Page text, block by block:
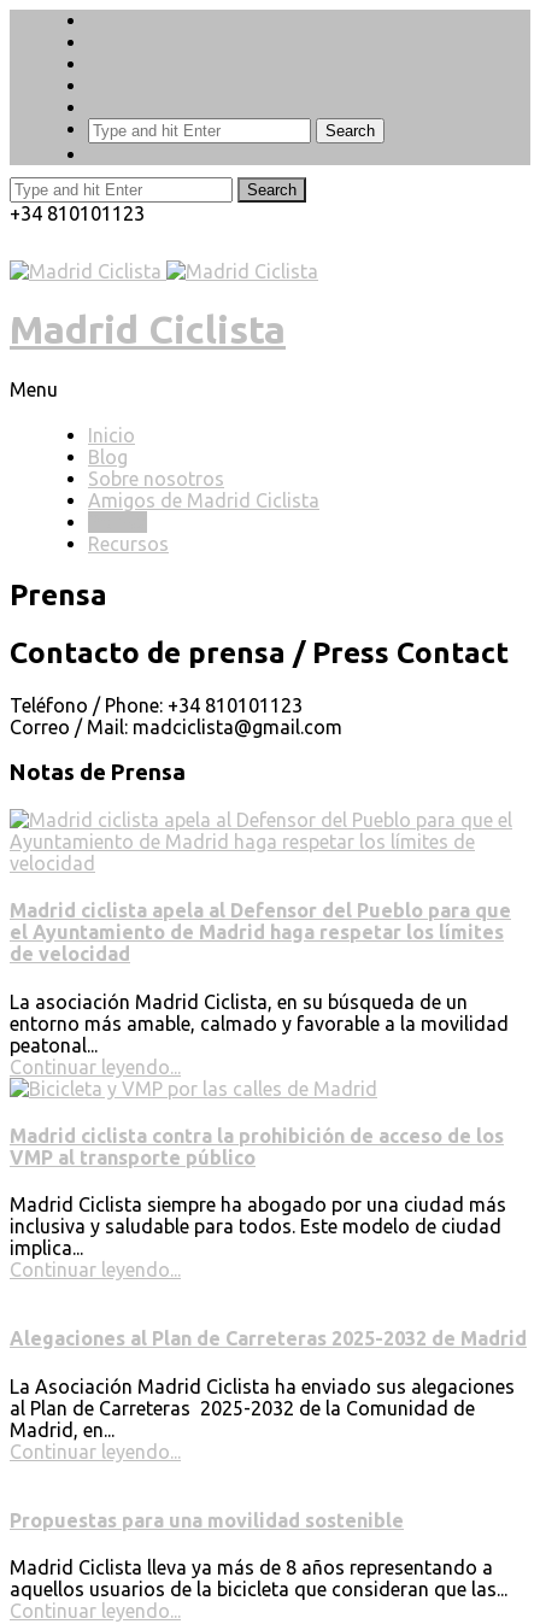
Search
Search
+34 810101123
Madrid Ciclista
Menu
Inicio
Blog
Sobre nosotros
Amigos de Madrid Ciclista
Recursos
Prensa
Contacto de prensa / Press Contact
Teléfono / Phone: +34 810101123
Correo / Mail: madciclista@gmail.com
Notas de Prensa
Madrid ciclista apela al Defensor del Pueblo para que
el Ayuntamiento de Madrid haga respetar los límites
de velocidad
La asociación Madrid Ciclista, en su búsqueda de un
entorno más amable, calmado y favorable a la movilidad
peatonal...
Continuar leyendo...
Madrid ciclista contra la prohibición de acceso de los
VMP al transporte público
Madrid Ciclista siempre ha abogado por una ciudad más
inclusiva y saludable para todos. Este modelo de ciudad
implica...
Continuar leyendo...
Alegaciones al Plan de Carreteras 2025-2032 de Madrid
La Asociación Madrid Ciclista ha enviado sus alegaciones
al Plan de Carreteras 2025-2032 de la Comunidad de
Madrid, en...
Continuar leyendo...
Propuestas para una movilidad sostenible
Madrid Ciclista lleva ya más de 8 años representando a
aquellos usuarios de la bicicleta que consideran que las...
Continuar leyendo...